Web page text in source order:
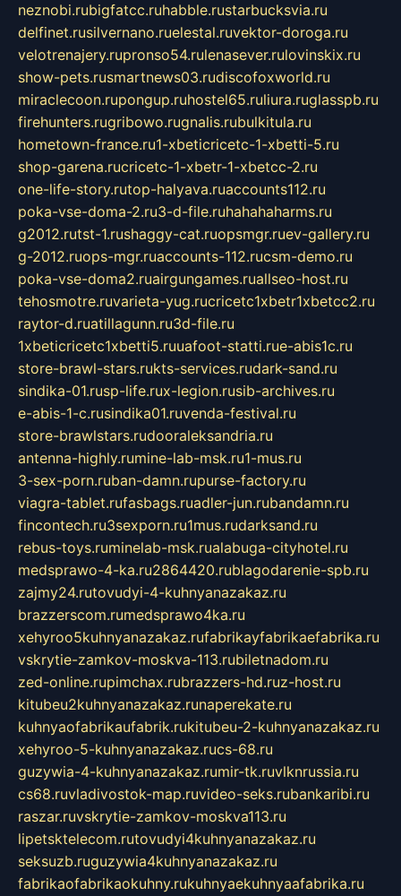
neznobi.rubigfatcc.ruhabble.rustarbucksvia.ru
delfinet.rusilvernano.ruelestal.ruvektor-doroga.ru
velotrenajery.rupronso54.rulenasever.rulovinskix.ru
show-pets.rusmartnews03.rudiscofoxworld.ru
miraclecoon.rupongup.ruhostel65.ruliura.ruglasspb.ru
firehunters.rugribowo.rugnalis.rubulkitula.ru
hometown-france.ru1-xbeticricetc-1-xbetti-5.ru
shop-garena.rucricetc-1-xbetr-1-xbetcc-2.ru
one-life-story.rutop-halyava.ruaccounts112.ru
poka-vse-doma-2.ru3-d-file.ruhahahaharms.ru
g2012.rutst-1.rushaggy-cat.ruopsmgr.ruev-gallery.ru
g-2012.ruops-mgr.ruaccounts-112.rucsm-demo.ru
poka-vse-doma2.ruairgungames.ruallseo-host.ru
tehosmotre.ruvarieta-yug.rucricetc1xbetr1xbetcc2.ru
raytor-d.ruatillagunn.ru3d-file.ru
1xbeticricetc1xbetti5.ruuafoot-statti.rue-abis1c.ru
store-brawl-stars.rukts-services.rudark-sand.ru
sindika-01.rusp-life.rux-legion.rusib-archives.ru
e-abis-1-c.rusindika01.ruvenda-festival.ru
store-brawlstars.rudooraleksandria.ru
antenna-highly.rumine-lab-msk.ru1-mus.ru
3-sex-porn.ruban-damn.rupurse-factory.ru
viagra-tablet.rufasbags.ruadler-jun.rubandamn.ru
fincontech.ru3sexporn.ru1mus.rudarksand.ru
rebus-toys.ruminelab-msk.rualabuga-cityhotel.ru
medsprawo-4-ka.ru2864420.rublagodarenie-spb.ru
zajmy24.rutovudyi-4-kuhnyanazakaz.ru
brazzerscom.rumedsprawo4ka.ru
xehyroo5kuhnyanazakaz.rufabrikayfabrikaefabrika.ru
vskrytie-zamkov-moskva-113.rubiletnadom.ru
zed-online.rupimchax.rubrazzers-hd.ruz-host.ru
kitubeu2kuhnyanazakaz.runaperekate.ru
kuhnyaofabrikaufabrik.rukitubeu-2-kuhnyanazakaz.ru
xehyroo-5-kuhnyanazakaz.rucs-68.ru
guzywia-4-kuhnyanazakaz.rumir-tk.ruvlknrussia.ru
cs68.ruvladivostok-map.ruvideo-seks.rubankaribi.ru
raszar.ruvskrytie-zamkov-moskva113.ru
lipetsktelecom.rutovudyi4kuhnyanazakaz.ru
seksuzb.ruguzywia4kuhnyanazakaz.ru
fabrikaofabrikaokuhny.rukuhnyaekuhnyaafabrika.ru